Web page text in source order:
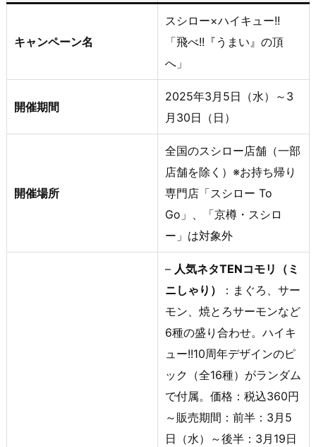
キャンペーン名
スシロー×ハイキュー!!
「飛べ!!『うまい』の頂
へ」
開催期間
2025年3月5日（水）～3
月30日（日）
開催場所
全国のスシロー店舗（一部
店舗を除く）※お持ち帰り
専門店「スシロー To
Go」、「京樽・スシロ
ー」は対象外
– 人気ネタTENコモリ（ミ
ニしゃり）
：まぐろ、サー
モン、焼とろサーモンなど
6種の盛り合わせ。ハイキ
ュー!!10周年デザインのピ
ック（全16種）がランダム
で付属。価格：税込360円
～販売期間：前半：3月5
日（水）～後半：3月19日